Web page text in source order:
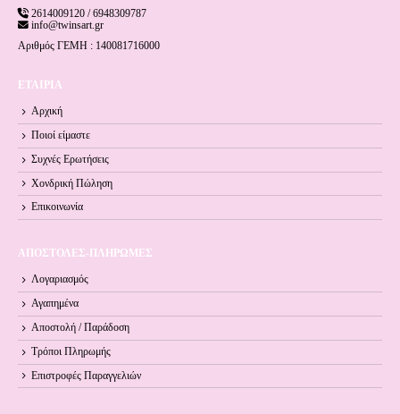
2614009120 / 6948309787
info@twinsart.gr
Αριθμός ΓΕΜΗ : 140081716000
ΕΤΑΙΡΙΑ
Αρχική
Ποιοί είμαστε
Συχνές Ερωτήσεις
Χονδρική Πώληση
Επικοινωνία
ΑΠΟΣΤΟΛΕΣ-ΠΛΗΡΩΜΕΣ
Λογαριασμός
Αγαπημένα
Αποστολή / Παράδοση
Τρόποι Πληρωμής
Επιστροφές Παραγγελιών